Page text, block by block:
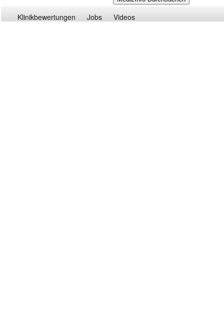
Klinikbewertungen Jobs Videos